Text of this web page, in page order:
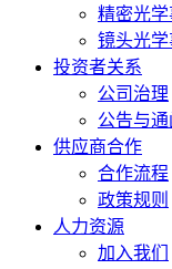
精密光
镜头光
投资者关系
公司治理
公告与通
供应商合作
合作流程
政策规则
人力资源
加入我们